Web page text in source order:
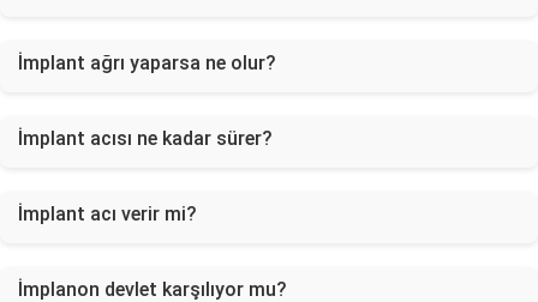
İmplant ağrı yaparsa ne olur?
İmplant acısı ne kadar sürer?
İmplant acı verir mi?
İmplanon devlet karşılıyor mu?